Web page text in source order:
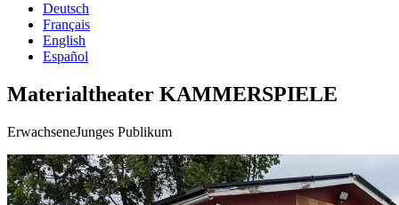
Deutsch
Français
English
Español
Materialtheater KAMMERSPIELE
ErwachseneJunges Publikum